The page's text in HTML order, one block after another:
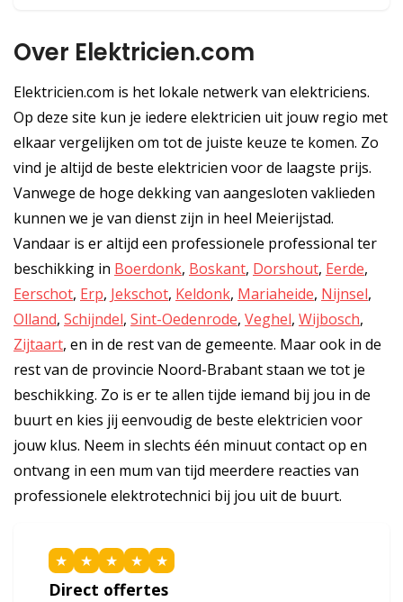
Over Elektricien.com
Elektricien.com is het lokale netwerk van elektriciens.
Op deze site kun je iedere elektricien uit jouw regio met
elkaar vergelijken om tot de juiste keuze te komen. Zo
vind je altijd de beste elektricien voor de laagste prijs.
Vanwege de hoge dekking van aangesloten vaklieden
kunnen we je van dienst zijn in heel Meierijstad.
Vandaar is er altijd een professionele professional ter
beschikking in Boerdonk, Boskant, Dorshout, Eerde,
Eerschot, Erp, Jekschot, Keldonk, Mariaheide, Nijnsel,
Olland, Schijndel, Sint-Oedenrode, Veghel, Wijbosch,
Zijtaart, en in de rest van de gemeente. Maar ook in de
rest van de provincie Noord-Brabant staan we tot je
beschikking. Zo is er te allen tijde iemand bij jou in de
buurt en kies jij eenvoudig de beste elektricien voor
jouw klus. Neem in slechts één minuut contact op en
ontvang in een mum van tijd meerdere reacties van
professionele elektrotechnici bij jou uit de buurt.
★ ★ ★ ★ ★
Direct offertes